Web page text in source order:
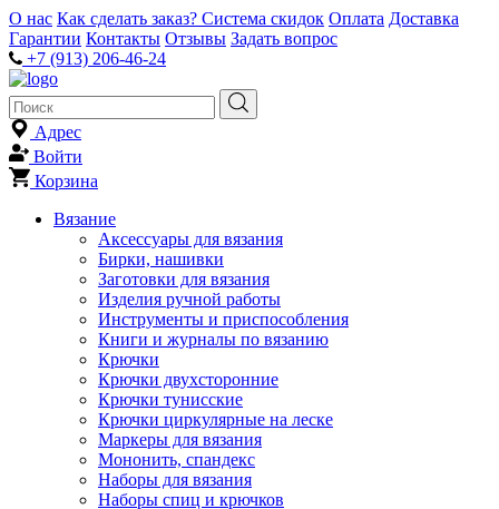
О нас Как сделать заказ? Система скидок Оплата Доставка
Гарантии Контакты Отзывы Задать вопрос
+7 (913) 206-46-24
Адрес
Войти
Корзина
Вязание
Аксессуары для вязания
Бирки, нашивки
Заготовки для вязания
Изделия ручной работы
Инструменты и приспособления
Книги и журналы по вязанию
Крючки
Крючки двухсторонние
Крючки тунисские
Крючки циркулярные на леске
Маркеры для вязания
Мононить, спандекс
Наборы для вязания
Наборы спиц и крючков